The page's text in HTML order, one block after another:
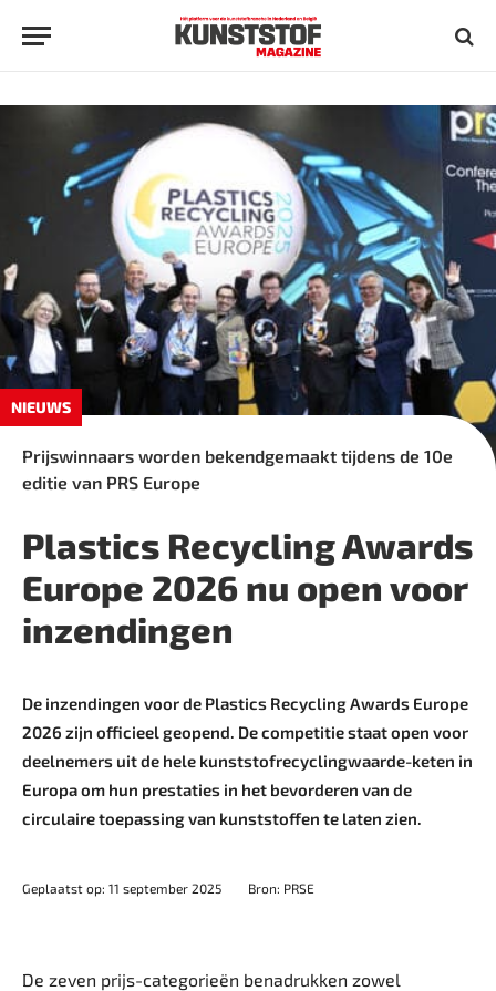
NIEUWS
Prijswinnaars worden bekendgemaakt tijdens de 10e
editie van PRS Europe
Plastics Recycling Awards
Europe 2026 nu open voor
inzendingen
De inzendingen voor de Plastics Recycling Awards Europe
2026 zijn officieel geopend. De competitie staat open voor
deelnemers uit de hele kunststofrecyclingwaarde-keten in
Europa om hun prestaties in het bevorderen van de
circulaire toepassing van kunststoffen te laten zien.
Geplaatst op: 11 september 2025 Bron: PRSE
De zeven prijs-categorieën benadrukken zowel